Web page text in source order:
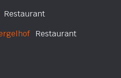
Restaurant
Restaurant